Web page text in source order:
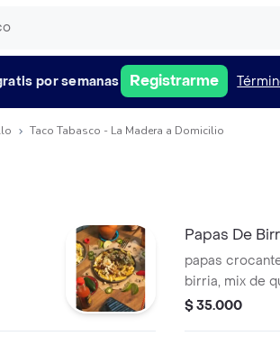
por semanas Registrarme
Taco Tabasco - La Madera a Domicilio
Papas De
papas
birria, mix de
taco tabasco
$ 35.000